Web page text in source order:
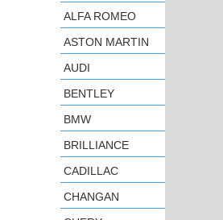
ALFA ROMEO
ASTON MARTIN
AUDI
BENTLEY
BMW
BRILLIANCE
CADILLAC
CHANGAN